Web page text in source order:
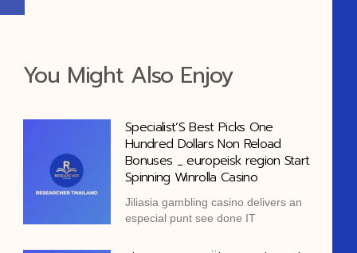
You Might Also Enjoy
Specialist’S Best Picks One
Hundred Dollars Non Reload
Bonuses _ europeisk region Start
Spinning Winrolla Casino
Jiliasia gambling casino delivers an
especial punt see done IT